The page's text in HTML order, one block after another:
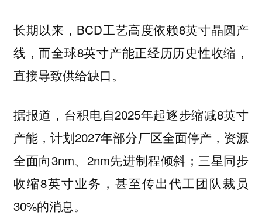
长期以来，BCD工艺高度依赖8英寸晶圆产
线，而全球8英寸产能正经历历史性收缩，
直接导致供给缺口。
据报道，台积电自2025年起逐步缩减8英寸
产能，计划2027年部分厂区全面停产，资源
全面向3nm、2nm先进制程倾斜；三星同步
收缩8英寸业务，甚至传出代工团队裁员
30%的消息。